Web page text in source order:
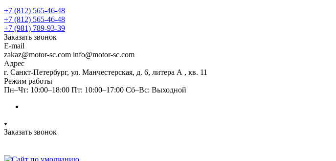
+7 (812) 565-46-48
+7 (812) 565-46-48
+7 (981) 789-93-39
Заказать звонок
E-mail
zakaz@motor-sc.com info@motor-sc.com
Адрес
г. Санкт-Петербург, ул. Манчестерская, д. 6, литера А , кв. 11
Режим работы
Пн–Чт: 10:00–18:00 Пт: 10:00–17:00 Сб–Вс: Выходной
Заказать звонок